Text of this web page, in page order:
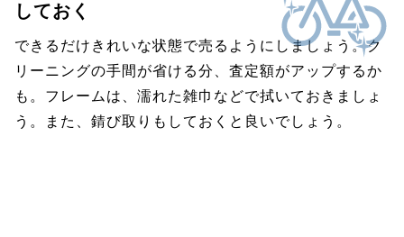
しておく
できるだけきれいな状態で売るようにしましょう。ク
リーニングの手間が省ける分、査定額がアップするか
も。フレームは、濡れた雑巾などで拭いておきましょ
う。また、錆び取りもしておくと良いでしょう。